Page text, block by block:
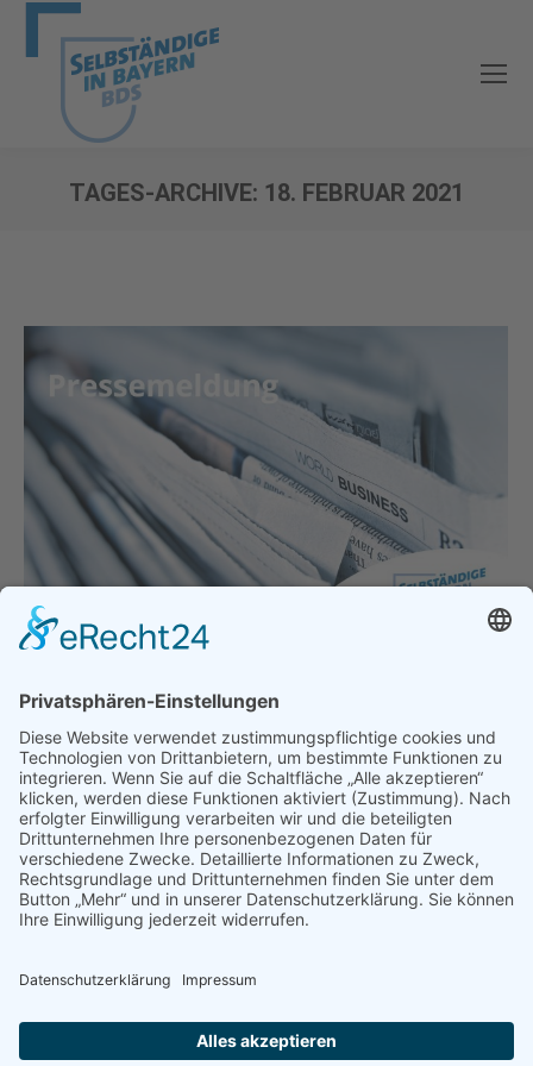
TAGES-ARCHIVE: 18. FEBRUAR 2021
Wir sind alle systemrelevant!
Allgemein Vonbdsadmin 18. Februar 2021
Wir sind alle systemrelevant! BDS fordert sofortige
Öffnung von Ausstellungsräumen für Einzeltermine
München – Das Friseurhandwerk darf ab 1. März
2021 wieder öffnen. Gleichzeitig wurde aber für
Handel und Handwerk keine konkrete Perspektive
geschaffen. Besonders unverständlich ist die
Termine beim Kunden absolvieren, ihre